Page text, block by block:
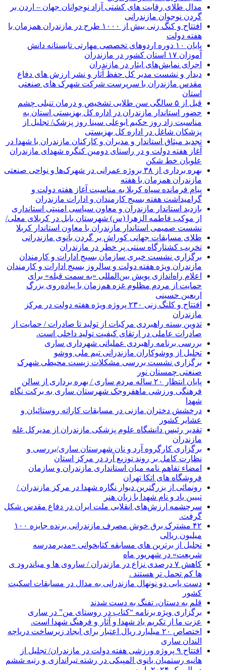
مدال طلای رقابت های کشتی آزاد نوجوانان جهان – اردن بر
گردن نوجوان مازندرانی
افتتاح و کنگ زنی بیش از ۱۰۰۰ طرح در مازندران همزمان با
هفته دولت
پایان ۱۰ دوره اردوهای تخصصی مهارتی تابستانه دانش
آموزان ۱۷ استان کشور در مازندران
اجرای نمایش‌های ایثار در مازندران
دیدار و نشست مدیر کل حفظ آثار و نشر ارزش های دفاع
مقدس مازندران با سرپرست شرکت شهرک های صنعتی
استان
قبل از ۵ سالگی سن طلایی تشخیص و درمان تنبلی چشم
حضور استاندار مازندران در اداره کل بهزیستی استان به
مناسبت زاد روز حکیم ابوعلی سینا روز پزشک/ تجلیل از
پزشکان شاغل در اداره کل بهزیستی
تجدید میثاق استاندار و مدیران و کارکنان مازندران با شهدا در
آغاز هفته دولت و در راستای دومین کنگره شهدای مازندران
علویان خط شکن
بهره برداری از ۳۸ بروژه عمرانی در شهرک‌ها و نواحی صنعتی
مازندران همزمان با هفته
پیام فرمانده سپاه کربلا به مناسبت آغاز هفته دولت و
گرامیداشت هفته بسیج کارمندان و ادارات مازندران
بازدید استاندار مازندران و معاون سیاسی امنیتی استانداری
از موکب فاطمه الزهرا (س) شهرستان بابل در کربلای معلی/
نشست صمیمی استاندار مازندران با معاون استاندار کربلا
طلای مسابقات جهانی کوراش بر گردن بانوی مازندرانی
تخربب کشتارگاه سنتی پر خطر در مازندران
برگزاری نشست خبری سازمان بسیج ادارات و کارمندان
مازندران ویژه هفته دولت و سالروز بسیج ادارات و کارمندان
اعلام راه‌اندازی پویش بین‌المللی «به سمت قبله» برای
حمایت از مردم مظلوم غزه هم‌زمان با پیاده‌روی بزرگ
اربعین حسینی
افتتاح و کلنگ زنی ۲۳۰ پروژه ویژه هفته دولت در مرکز
مازندران
تدوین بسته راهبردی مرکبات از تولید تا صادرات / حمایت از
صادرات عاملی در ارتقای کیفیت تولید داخلی است.
بررسی برنامه راهبردی عملیاتی شهرداری ساری
تجلیل از ووشوکاران مازندرانی تیم ملی ووشو
برگزاری نشست بررسی مشکلات زیست محیطی شهرک
صنعتی چمستان نور
پایان انتظار ۲۰ ساله مردم ساری / بهره برداری از سالن
فرهنگی ورزشی ماهفروجک شهرستان ساری به برکت نگاه
شهدا
درخشش دختران مازنی در مسابقات کاراته روستائیان و
عشایر کشور
تقدیر رئیس دانشگاه علوم پزشکی مازندران از مدیرکل غله
مازندران
برگزاری کارگروه آرد و نان شهرستان ساری/بررسی و
نظارت کامل بر روند توزیع آرد در مرکز استان
امضاء تفاهم نامه میان استانداری مازندران و سازمان
فروشگاه های اتکا تهران
رونمائی از بزرگترین دیوار نگاره شهدا در مرکز مازندران /
تبیین یاد و نام شهدا با زبان هنر
سرچشمه ارزش‌های انقلابی ملت ایران در دفاع مقدس شکل
گرفت.
۴۲ مشترک برق خوش مصرف مازندرانی برنده جایزه ۱۰۰
میلیون ریالی
تجلیل از برترین های مسابقه کتابخوانی «مدیرمدرسه
شریعت» در شهریور ماه
کاهش ۷ درصدی نزاع در مازندران / ساروی ها و میاندرود ی
ها کم تحمل تر هستند‌ .
دست یابی دو نونهال مازندرانی به مدال در مسابقات اسکیت
کشور
قلم به دستان، تفنگ به دست شدند
برگزاری ویژه برنامه “کتاب در روستای من” در ساری
عزت ما از تکریم یاد شهدا و آثار و فرهنگ شهدا است.
اختصاص ۲۰ میلیارد ریال اعتبار برای ایجاد زیرساخت دریاچه
الندان ساری
افتتاح ۹ پروژه ورزشی هفته دولت در مازندران/ تجلیل از
هانیه رستمیان بانوی المپیکی در رشته تیراندازی و رتبه ششم